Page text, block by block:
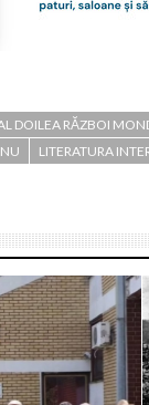
DOILEA RĂZBOI
LITERATURA